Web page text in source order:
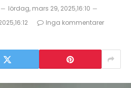
lördag, mars 29, 2025,16:10
Inga kommentarer